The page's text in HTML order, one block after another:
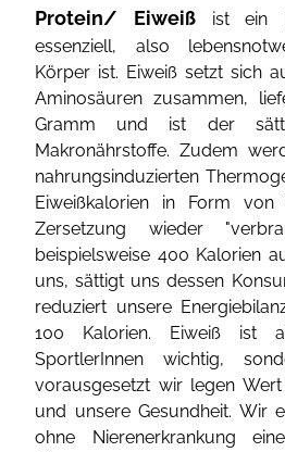
Protein/ Eiweißist ein
essenziell, also
Körper ist. Eiweiß setzt sich
Aminosäuren zusammen,
Gramm und ist der
Makronährstoffe. Zudem
nahrungsinduzierten
Eiweißkalorien in Form
Zersetzung wieder
beispielsweise 400 Kalorien
uns, sättigt uns dessen
reduziert unsere
100 Kalorien. Eiweiß ist
SportlerInnen wichtig,
vorausgesetzt wir legen
und unsere Gesundheit. Wir
ohne Nierenerkrankung